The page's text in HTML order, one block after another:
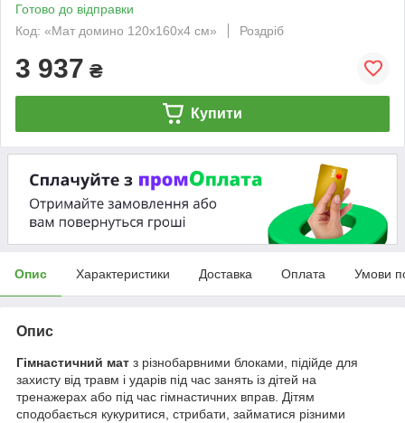
Готово до відправки
Код: «Мат домино 120х160x4 см»
Роздріб
3 937 ₴
Купити
Опис Характеристики Доставка Оплата Умови
Опис
Гімнастичний мат з різнобарвними блоками, підійде для
захисту від травм і ударів під час занять із дітей на
тренажерах або під час гімнастичних вправ. Дітям
сподобається кукуритися, стрибати, займатися різними